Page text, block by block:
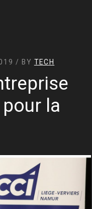
/ BY TECH
la